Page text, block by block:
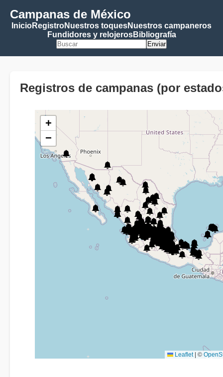
Campanas de México
InicioRegistroNuestros toquesNuestros campaneros
Fundidores y relojerosBibliografía
Enviar
Registros de campanas (por
+
−
Leaflet ©